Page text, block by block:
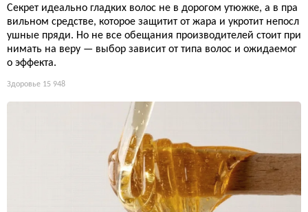
Секрет идеально гладких волос не в дорогом утюжке, а в пра
вильном средстве, которое защитит от жара и укротит непосл
ушные пряди. Но не все обещания производителей стоит при
нимать на веру — выбор зависит от типа волос и ожидаемог
о эффекта.
Здоровье 15 948